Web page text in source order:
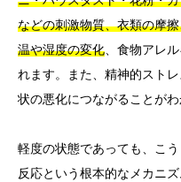
などの刺激物質、衣類の摩
温や湿度の変化、食物アレ
れます。また、精神的スト
状の悪化につながることがわ
軽度の状態であっても、こ
反応という根本的なメカニズ